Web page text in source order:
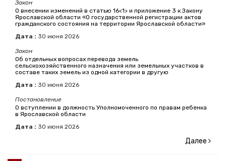
Закон
О внесении изменений в статью 16<1> и приложение 3 к Закону
Ярославской области «О государственной регистрации актов
гражданского состояния на территории Ярославской области»
Дата : 30 июня 2026
Закон
Об отдельных вопросах перевода земель
сельскохозяйственного назначения или земельных участков в
составе таких земель из одной категории в другую
Дата : 30 июня 2026
Постановление
О вступлении в должность Уполномоченного по правам ребенка
в Ярославской области
Дата : 30 июня 2026
Далее